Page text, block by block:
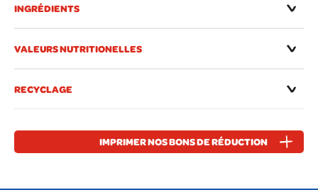
INGRÉDIENTS
VALEURS NUTRITIONELLES
RECYCLAGE
IMPRIMER NOS BONS DE RÉDUCTION